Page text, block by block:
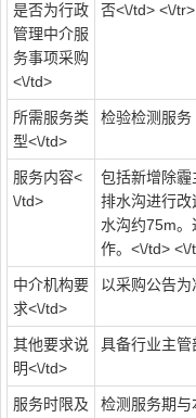
是否为行政
管理中介服
务事项采购
<\/td>
否<\/td> <\/tr>
所需服务类
型<\/td>
检验检测服务
服务内容<
\/td>
包括新增除
排水沟进行
水沟约75m
作。<\/td> <\/
中介机构要
求<\/td>
以采购公告
其他要求说
明<\/td>
具备行业主
服务时限及
检测服务期